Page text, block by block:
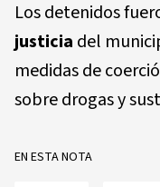
Los detenidos
justicia del
medidas de
sobre drogas y
EN ESTA NOTA